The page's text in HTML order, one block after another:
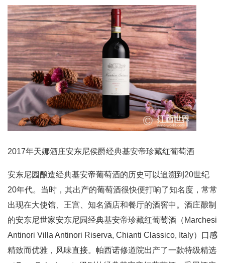
2017年天娜酒庄安东尼侯爵经典基安帝珍藏红葡萄酒
安东尼园酿造经典基安帝葡萄酒的历史可以追溯到20世纪
20年代。当时，其出产的葡萄酒很快便打响了知名度，常常
出现在大使馆、王宫、知名酒店和餐厅的酒窖中。酒庄酿制
的安东尼世家安东尼园经典基安帝珍藏红葡萄酒（Marchesi
Antinori Villa Antinori Riserva, Chianti Classico, Italy）口感
精致而优雅，风味直接。帕西诺修道院出产了一款特级精选